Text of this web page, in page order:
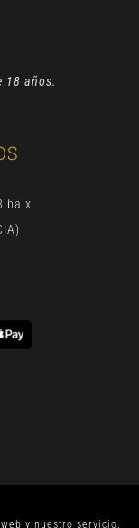
y nuestro servicio.
18 años.
baix